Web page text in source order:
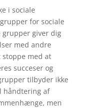
i sociale
for sociale
grupper giver dig
med andre
stoppe med at
succeser og
tilbyder ikke
håndtering af
men